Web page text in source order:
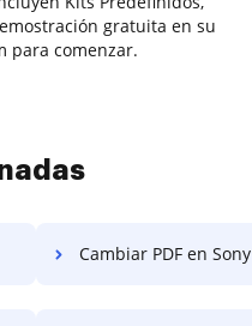
gratuita en su
para comenzar.
Cambiar PDF en Sony